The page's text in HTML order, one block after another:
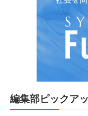
編集部ピックア